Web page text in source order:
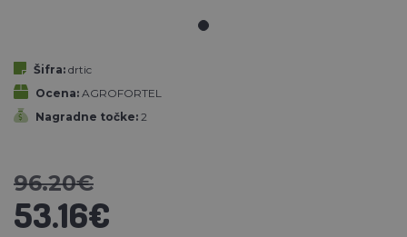
Šifra: drtic
Ocena: AGROFORTEL
Nagradne točke: 2
96.20€
53.16€